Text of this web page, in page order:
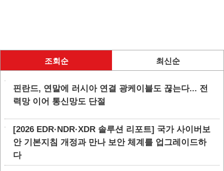
조회순 최신순
핀란드, 연말에 러시아 연결 광케이블도 끊는다... 전
력망 이어 통신망도 단절
[2026 EDR·NDR·XDR 솔루션 리포트] 국가 사이버보
안 기본지침 개정과 만나 보안 체계를 업그레이드하
다